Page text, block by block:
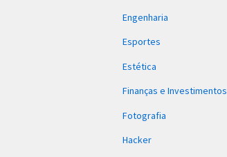
Engenharia
Esportes
Estética
Finanças e Investimentos
Fotografia
Hacker